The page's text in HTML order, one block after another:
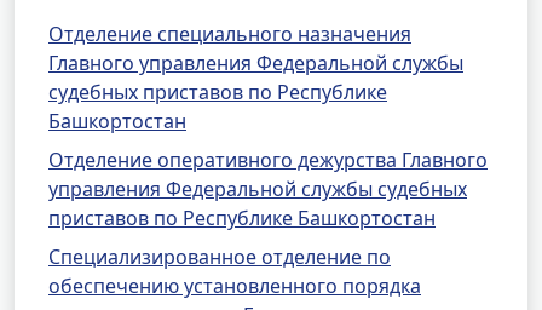
Отделение специального назначения
Главного управления Федеральной службы
судебных приставов по Республике
Башкортостан
Отделение оперативного дежурства Главного
управления Федеральной службы судебных
приставов по Республике Башкортостан
Специализированное отделение по
обеспечению установленного порядка